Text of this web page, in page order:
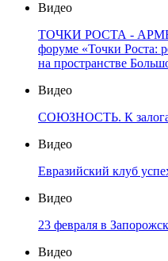
Видео
ТОЧКИ РОСТА -
форуме «Точки Роста:
на пространстве
Видео
СОЮЗНОСТЬ. К
Видео
Евразийский клуб
Видео
23 февраля в
Видео